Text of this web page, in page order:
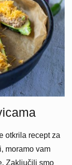
otkrila recept za
i, moramo vam
Zaključili smo